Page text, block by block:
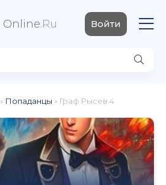
Online.Ru Войти
» Попаданцы » Граф Рысев 4